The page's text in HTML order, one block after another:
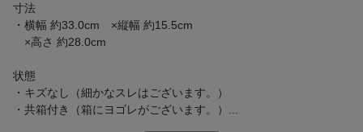
寸法
・横幅 約33.0cm ×縦幅 約15.5cm
×高さ 約28.0cm
状態
・キズなし（細かなスレはございます。）
・共箱付き（箱にヨゴレがございます。）...